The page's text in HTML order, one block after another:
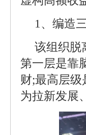
1、编造
该组织脱
第一层是靠
财;最高层
为拉新发展